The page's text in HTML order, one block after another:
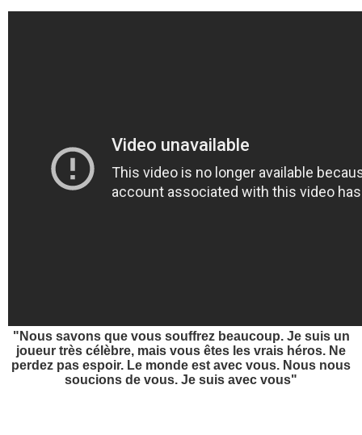
"Nous savons que vous souffrez beaucoup. Je suis un
joueur très célèbre, mais vous êtes les vrais héros. Ne
perdez pas espoir. Le monde est avec vous. Nous nous
soucions de vous. Je suis avec vous"